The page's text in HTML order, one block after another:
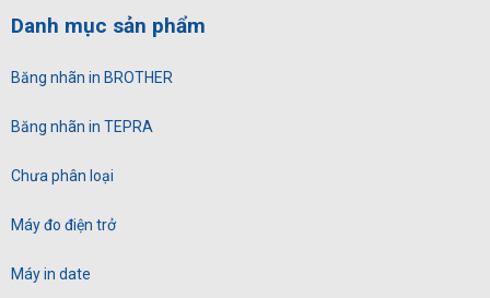
Danh mục sản phẩm
Băng nhãn in BROTHER
Băng nhãn in TEPRA
Chưa phân loại
Máy đo điện trở
Máy in date